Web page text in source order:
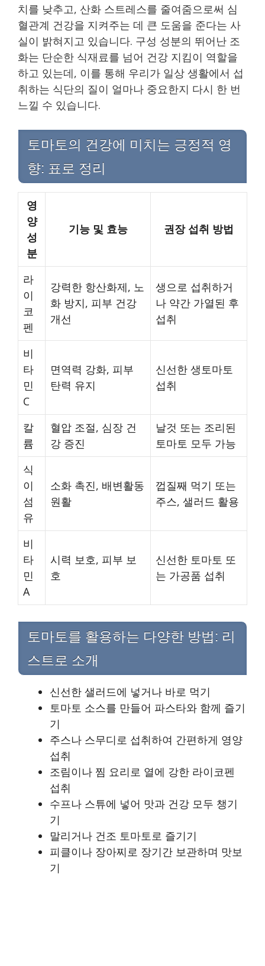
치를 낮추고, 산화 스트레스를 줄여줌으로써 심
혈관계 건강을 지켜주는 데 큰 도움을 준다는 사
실이 밝혀지고 있습니다. 구성 성분의 뛰어난 조
화는 단순한 식재료를 넘어 건강 지킴이 역할을
하고 있는데, 이를 통해 우리가 일상 생활에서 섭
취하는 식단의 질이 얼마나 중요한지 다시 한 번
느낄 수 있습니다.
토마토의 건강에 미치는 긍정적 영
향: 표로 정리
영
양
성
분
기능 및 효능 권장 섭취 방법
라
이
코
펜
강력한 항산화제, 노
화 방지, 피부 건강
개선
생으로 섭취하거
나 약간 가열된 후
섭취
비
타
민
C
면역력 강화, 피부
탄력 유지
신선한 생토마토
섭취
칼
륨
혈압 조절, 심장 건
강 증진
날것 또는 조리된
토마토 모두 가능
식
이
섬
유
소화 촉진, 배변활동
원활
껍질째 먹기 또는
주스, 샐러드 활용
비
타
민
A
시력 보호, 피부 보
호
신선한 토마토 또
는 가공품 섭취
토마토를 활용하는 다양한 방법: 리
스트로 소개
신선한 샐러드에 넣거나 바로 먹기
토마토 소스를 만들어 파스타와 함께 즐기
기
주스나 스무디로 섭취하여 간편하게 영양
섭취
조림이나 찜 요리로 열에 강한 라이코펜
섭취
수프나 스튜에 넣어 맛과 건강 모두 챙기
기
말리거나 건조 토마토로 즐기기
피클이나 장아찌로 장기간 보관하며 맛보
기